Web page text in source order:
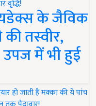
के जैविक
तस्वीर,
में भी हुई